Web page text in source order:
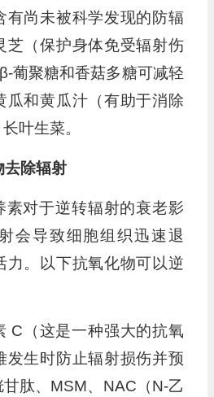
有尚未被科学发现的防辐
芝（保护身体免受辐射伤
葡聚糖和香菇多糖可减轻
瓜和黄瓜汁（有助于消除
叶生菜。
去除辐射
素对于逆转辐射的衰老影
会导致细胞组织迅速退
力。以下抗氧化物可以逆
C（这是一种强大的抗氧
发生时防止辐射损伤并预
肽、MSM、NAC（N-乙